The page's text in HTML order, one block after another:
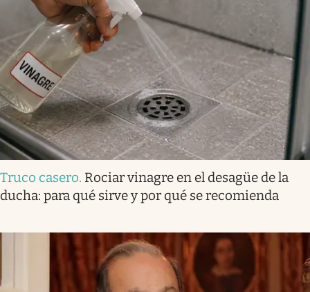
Truco casero. Rociar vinagre en el desagüe de la
ducha: para qué sirve y por qué se recomienda